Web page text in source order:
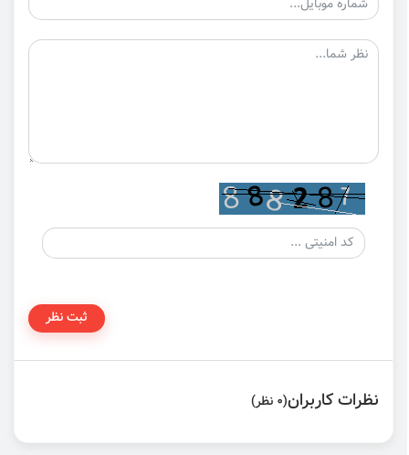
ثبت نظر
نظرات کاربران(0 نظر)